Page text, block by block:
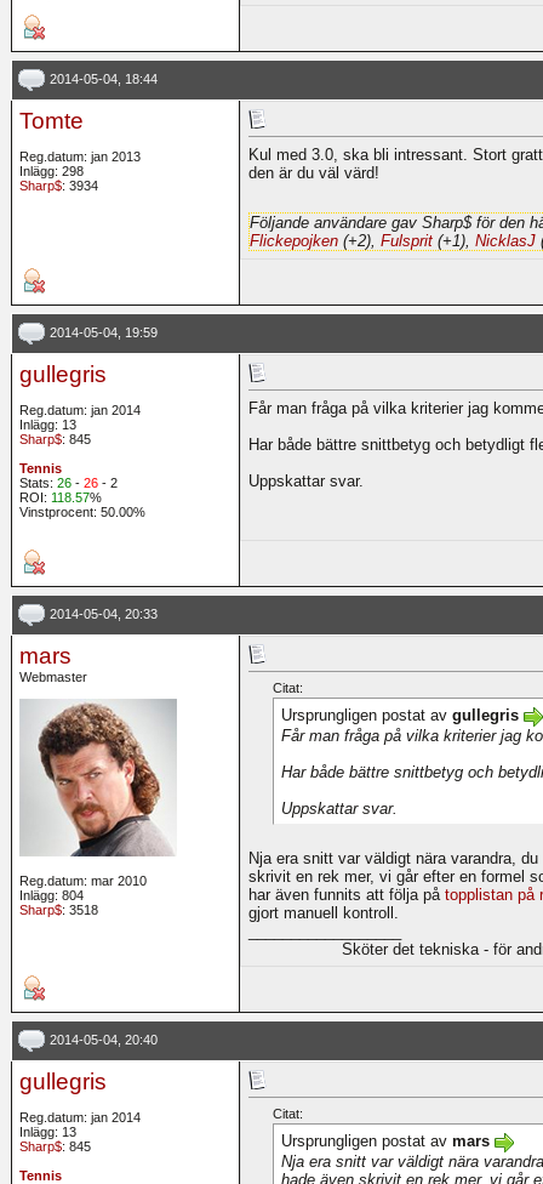
2014-05-04, 18:44
Tomte
Reg.datum: jan 2013
Inlägg: 298
Sharp$: 3934
Kul med 3.0, ska bli intressant. Stort
den är du väl värd!
Följande användare gav Sharp$ för den
Flickepojken (+2), Fulsprit (+1), NicklasJ
2014-05-04, 19:59
gullegris
Reg.datum: jan 2014
Inlägg: 13
Sharp$: 845
Tennis
Stats: 26 - 26 - 2
ROI: 118.57%
Vinstprocent: 50.00%
Får man fråga på vilka kriterier jag
Har både bättre snittbetyg och betydligt
Uppskattar svar.
2014-05-04, 20:33
mars
Webmaster
Reg.datum: mar 2010
Inlägg: 804
Sharp$: 3518
Citat:
Ursprungligen postat av gullegris
Får man fråga på vilka kriterier jag
Har både bättre snittbetyg och
Uppskattar svar.
Nja era snitt var väldigt nära varandra,
skrivit en rek mer, vi går efter en formel
har även funnits att följa på topplistan på
gjort manuell kontroll.
Sköter det tekniska - för
2014-05-04, 20:40
gullegris
Reg.datum: jan 2014
Inlägg: 13
Sharp$: 845
Tennis
Citat:
Ursprungligen postat av mars
Nja era snitt var väldigt nära
hade även skrivit en rek mer, vi går